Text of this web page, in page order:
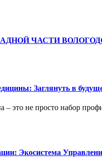
ЧАСТИ
Заглянуть в
– это не просто набор
Экосистема